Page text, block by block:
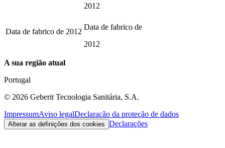
2012
Data de fabrico de 2012
Data de fabrico de
2012
A sua região atual
Portugal
© 2026 Geberit Tecnologia Sanitária, S.A.
ImpressumAviso legalDeclaração da proteção de dados
Alterar as definições dos cookies Declarações